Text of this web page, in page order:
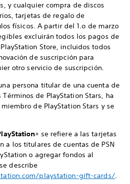
y cualquier compra de discos
tarjetas de regalo de
físicos. A partir del 1.o de marzo
excluirán todos los pagos de
Store, incluidos todos
de suscripción para
otro servicio de suscripción.
persona titular de una cuenta de
Términos de PlayStation Stars, ha
de PlayStation Stars y se
» se refiere a las tarjetas
a los titulares de cuentas de PSN
o agregar fondos al
describe
playstation-gift-cards/.